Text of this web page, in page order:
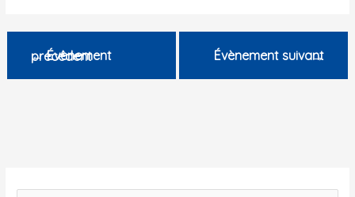
←
Évènement précédent Évènement suivant
→